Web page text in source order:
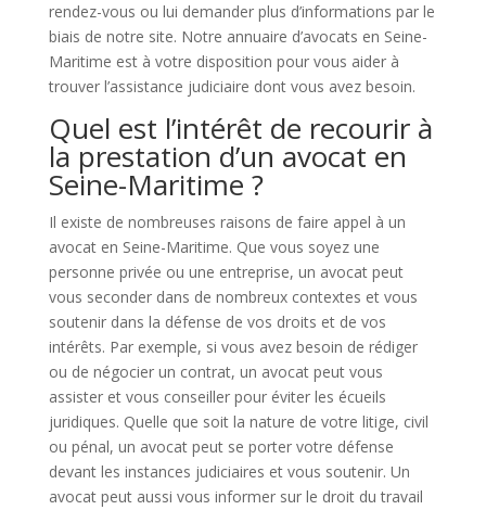
rendez-vous ou lui demander plus d’informations par le
biais de notre site. Notre annuaire d’avocats en Seine-
Maritime est à votre disposition pour vous aider à
trouver l’assistance judiciaire dont vous avez besoin.
Quel est l’intérêt de recourir à
la prestation d’un avocat en
Seine-Maritime ?
Il existe de nombreuses raisons de faire appel à un
avocat en Seine-Maritime. Que vous soyez une
personne privée ou une entreprise, un avocat peut
vous seconder dans de nombreux contextes et vous
soutenir dans la défense de vos droits et de vos
intérêts. Par exemple, si vous avez besoin de rédiger
ou de négocier un contrat, un avocat peut vous
assister et vous conseiller pour éviter les écueils
juridiques. Quelle que soit la nature de votre litige, civil
ou pénal, un avocat peut se porter votre défense
devant les instances judiciaires et vous soutenir. Un
avocat peut aussi vous informer sur le droit du travail